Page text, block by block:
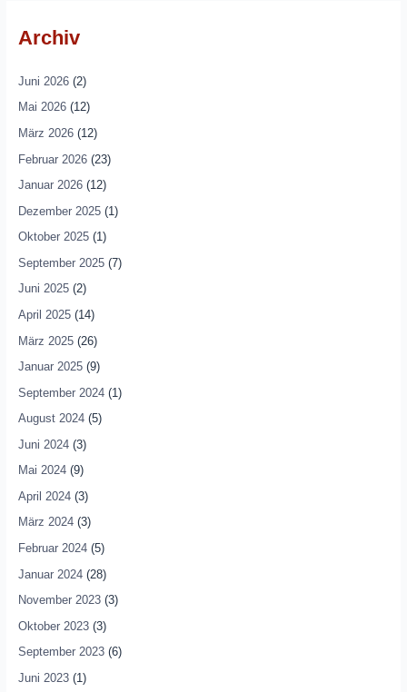
Archiv
Juni 2026(2)
Mai 2026(12)
März 2026(12)
Februar 2026(23)
Januar 2026(12)
Dezember 2025(1)
Oktober 2025(1)
September 2025(7)
Juni 2025(2)
April 2025(14)
März 2025(26)
Januar 2025(9)
September 2024(1)
August 2024(5)
Juni 2024(3)
Mai 2024(9)
April 2024(3)
März 2024(3)
Februar 2024(5)
Januar 2024(28)
November 2023(3)
Oktober 2023(3)
September 2023(6)
Juni 2023(1)